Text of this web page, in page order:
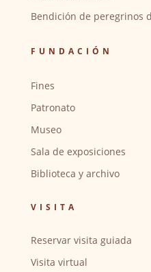
Bendición de peregrinos
FUNDACIÓN
Fines
Patronato
Museo
Sala de exposiciones
Biblioteca y archivo
VISITA
Reservar visita guiada
Visita virtual